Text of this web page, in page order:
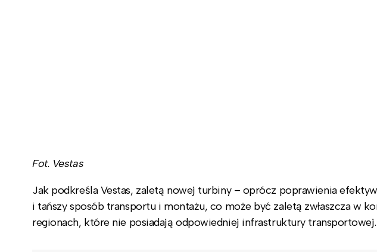
Fot. Vestas
Jak podkreśla Vestas, zaletą nowej turbiny – oprócz poprawienia
i tańszy sposób transportu i montażu, co może być zaletą zwłaszcza w
regionach, które nie posiadają odpowiedniej infrastruktury transportowej.